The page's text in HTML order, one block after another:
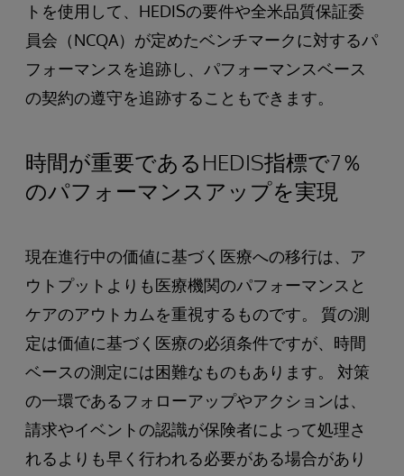
トを使用して、HEDISの要件や全米品質保証委
員会（NCQA）が定めたベンチマークに対するパ
フォーマンスを追跡し、パフォーマンスベース
の契約の遵守を追跡することもできます。
時間が重要であるHEDIS指標で7％
のパフォーマンスアップを実現
現在進行中の価値に基づく医療への移行は、ア
ウトプットよりも医療機関のパフォーマンスと
ケアのアウトカムを重視するものです。 質の測
定は価値に基づく医療の必須条件ですが、時間
ベースの測定には困難なものもあります。 対策
の一環であるフォローアップやアクションは、
請求やイベントの認識が保険者によって処理さ
れるよりも早く行われる必要がある場合があり